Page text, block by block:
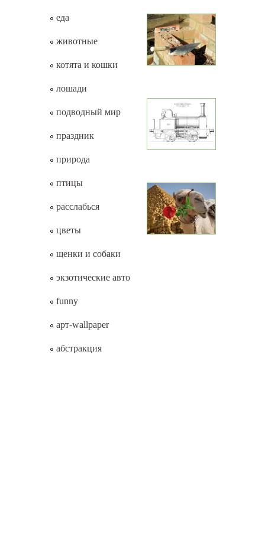
еда
животные
котята и кошки
лошади
подводный мир
праздник
природа
птицы
расслабься
цветы
щенки и собаки
экзотические авто
funny
арт-wallpaper
абстракция